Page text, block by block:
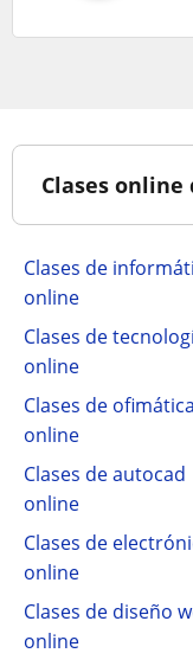
Clases online
Clases de
online
Clases de
online
Clases de ofimática
online
Clases de autocad
online
Clases de
online
Clases de diseño
online